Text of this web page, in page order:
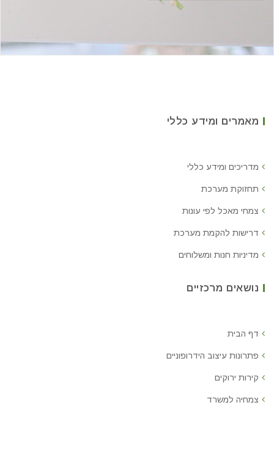
מאמרים ומידע כללי
מדריכים ומידע כללי
תחזוקת מערכת
צמחי מאכל לפי עונות
דרישות להקמת מערכת
מדיניות חנות ומשלוחים
נושאים מרכזיים
דף הבית
פתרונות עיצוב הידרופוניים
קירות ירוקים
צמחיה למשרד